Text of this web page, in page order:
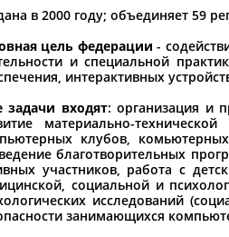
информацию о
и хотите ее
т,
в 2000 году; объединяет 59
цель федерации -
и специальной
интерактивных
задачи входят: организация и
материально-
клубов,
благотворительных
участников, работа с
социальной и
исследований
занимающихся